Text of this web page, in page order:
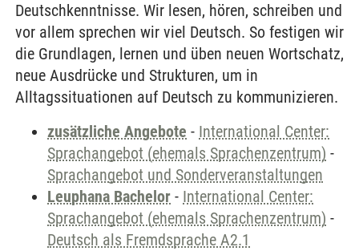
Deutschkenntnisse. Wir lesen, hören, schreiben und
vor allem sprechen wir viel Deutsch. So festigen wir
die Grundlagen, lernen und üben neuen Wortschatz,
neue Ausdrücke und Strukturen, um in
Alltagssituationen auf Deutsch zu kommunizieren.
zusätzliche Angebote - International Center:
Sprachangebot (ehemals Sprachenzentrum) -
Sprachangebot und Sonderveranstaltungen
Leuphana Bachelor - International Center:
Sprachangebot (ehemals Sprachenzentrum) -
Deutsch als Fremdsprache A2.1